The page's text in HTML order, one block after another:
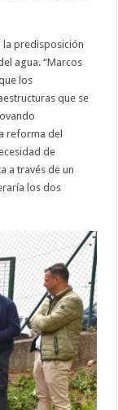
la predisposición
agua. “Marcos
los
que se
reforma del
de
a través de un
los dos